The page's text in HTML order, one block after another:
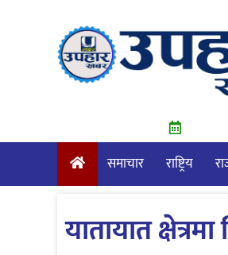
समाचार राष्ट्रिय
यातायात